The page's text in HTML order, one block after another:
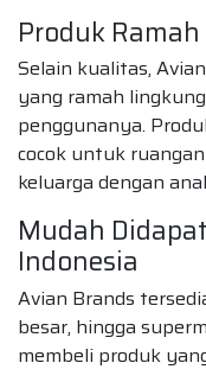
Produk
Selain kualitas,
yang ramah
penggunanya.
cocok untuk
keluarga dengan
Mudah
Indonesia
Avian Brands
besar, hingga
membeli produk